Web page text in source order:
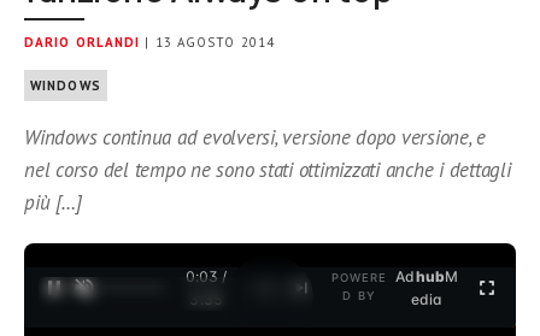
DARIO ORLANDI | 13 AGOSTO 2014
WINDOWS
Windows continua ad evolversi, versione dopo versione, e
nel corso del tempo ne sono stati ottimizzati anche i dettagli
più […]
0:04 /
3:35
POWERE
D BY
AdhubM
edia